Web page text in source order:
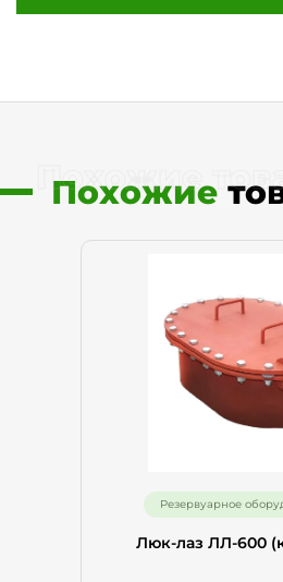
Похожие
Похожие
Резервуарное
Люк-лаз ЛЛ-600